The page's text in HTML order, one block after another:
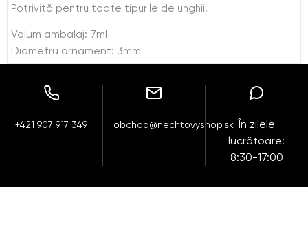
Potrivită pentru toate tipurile de unghii.
Volum ambalaj: 7ml
Diametru ornament: 3mm
+421 907 917 349 obchod@nechtovyshop.sk
În zilele
lucrătoare:
8:30-17:00